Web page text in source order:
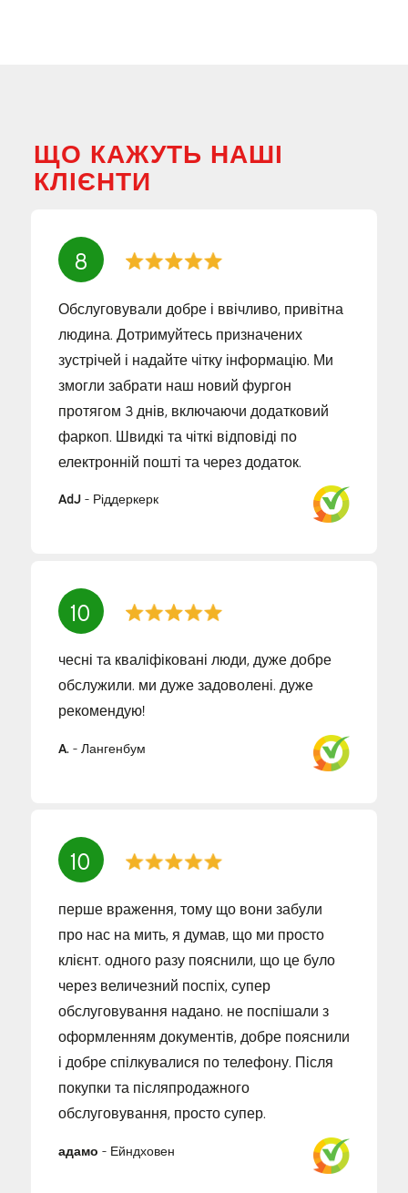
ЩО КАЖУТЬ НАШІ
КЛІЄНТИ
8
Обслуговували добре і ввічливо, привітна
людина. Дотримуйтесь призначених
зустрічей і надайте чітку інформацію. Ми
змогли забрати наш новий фургон
протягом 3 днів, включаючи додатковий
фаркоп. Швидкі та чіткі відповіді по
електронній пошті та через додаток.
AdJ- Ріддеркерк
10
чесні та кваліфіковані люди, дуже добре
обслужили. ми дуже задоволені. дуже
рекомендую!
A.- Лангенбум
10
перше враження, тому що вони забули
про нас на мить, я думав, що ми просто
клієнт. одного разу пояснили, що це було
через величезний поспіх, супер
обслуговування надано. не поспішали з
оформленням документів, добре пояснили
і добре спілкувалися по телефону. Після
покупки та післяпродажного
обслуговування, просто супер.
адамо - Ейндховен